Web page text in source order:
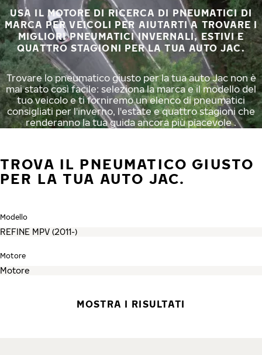
USA IL MOTORE DI RICERCA DI PNEUMATICI DI
MARCA PER VEICOLI PER AIUTARTI A TROVARE I
MIGLIORI PNEUMATICI INVERNALI, ESTIVI E
QUATTRO STAGIONI PER LA TUA AUTO JAC.
Trovare lo pneumatico giusto per la tua auto Jac non è
mai stato così facile: seleziona la marca e il modello del
tuo veicolo e ti forniremo un elenco di pneumatici
consigliati per l'inverno, l'estate e quattro stagioni che
renderanno la tua guida ancora più piacevole .
TROVA IL PNEUMATICO GIUSTO
PER LA TUA AUTO JAC.
Modello
Motore
MOSTRA I RISULTATI